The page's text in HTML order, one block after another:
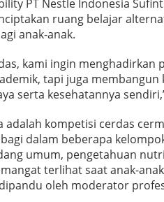
PT Nestle Indonesia
ruang belajar
anak-anak.
kami ingin menghadirkan
tapi juga membangun
serta kesehatannya
kompetisi cerdas
dalam beberapa
umum, pengetahuan
terlihat saat anak-
oleh moderator